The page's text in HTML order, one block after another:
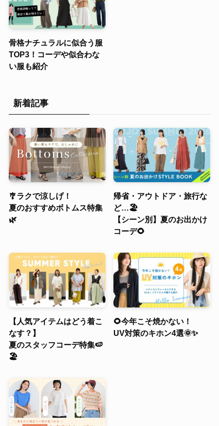
骨格ナチュラルに似合う服
TOP3！コーデや似合わな
い服も紹介
新着記事
🎐ラクで涼しげ！
夏のおすすめボトムス特集
🌿
帰省・アウトドア・旅行な
ど…🏖️
【シーン別】夏のお出かけ
コーデ🌻
【人気アイテムはどう着こ
なす？】
夏のスタッフコーデ特集🍉
🏖️
🌻今年こそ焼かない！
UV対策のキホン4選🌞✨